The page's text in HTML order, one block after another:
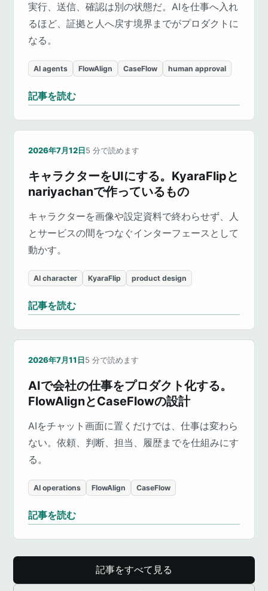
実行、送信、確認は別の状態だ。AIを仕事へ入れ
るほど、証拠と人へ戻す境界までがプロダクトに
なる。
AI agents FlowAlign CaseFlow human approval
記事を読む
2026年7月12日5 分で読めます
キャラクターをUIにする。KyaraFlipと
nariyachanで作っているもの
キャラクターを画像や設定資料で終わらせず、人
とサービスの間をつなぐインターフェースとして
動かす。
AI character KyaraFlip product design
記事を読む
2026年7月11日5 分で読めます
AIで会社の仕事をプロダクト化する。
FlowAlignとCaseFlowの設計
AIをチャット画面に置くだけでは、仕事は変わら
ない。依頼、判断、担当、履歴までを仕組みにす
る。
AI operations FlowAlign CaseFlow
記事を読む
記事をすべて見る